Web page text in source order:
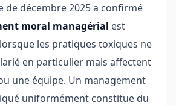
de décembre 2025 a confirmé
moral managérial est
les pratiques toxiques ne
en particulier mais affectent
une équipe. Un management
uniformément constitue du